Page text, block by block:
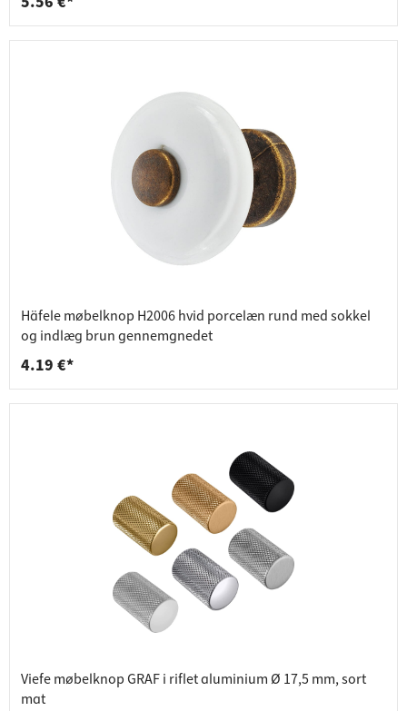
Häfele møbelknop H2006 hvid porcelæn rund med sokkel
og indlæg brun gennemgnedet
4.19 €*
Viefe møbelknop GRAF i riflet aluminium Ø 17,5 mm, sort
mat